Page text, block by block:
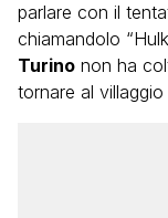
parlare con il
chiamandolo
Turino non ha
tornare al